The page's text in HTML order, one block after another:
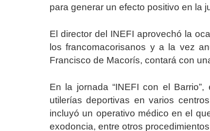
para generar un efecto positivo en la
El director del INEFI aprovechó la
los francomacorisanos y a la vez
Francisco de Macorís, contará con
En la jornada “INEFI con el
utilerías deportivas en varios
incluyó un operativo médico en el
exodoncia, entre otros